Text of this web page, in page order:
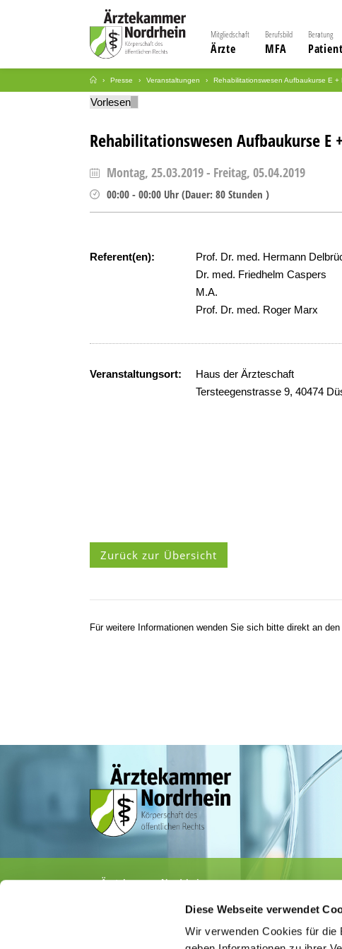
Diese Webseite verwendet
Wir verwenden Cookies für
Mitgliedschaft
Ärzte
Berufsbild
MFA
Beratung
Presse Veranstaltungen Rehabilitationswesen Aufbaukurse E +
Vorlesen
Rehabilitationswesen Aufbaukurse E
Montag, 25.03.2019- Freitag, 05.04.2019
00:00 - 00:00 Uhr (Dauer: 80 Stunden )
Referent(en):
Prof. Dr. med. Hermann
Dr. med. Friedhelm Caspers
M.A.
Prof. Dr. med. Roger Marx
Veranstaltungsort:
Haus der Ärzteschaft
Tersteegenstrasse 9, 40474
Zurück zur Übersicht
Für weitere Informationen wenden Sie sich bitte direkt an den
Ärztekammer Nordrhein
· Fax 0211 / 4302 2009
aerztekammer@aekno.de